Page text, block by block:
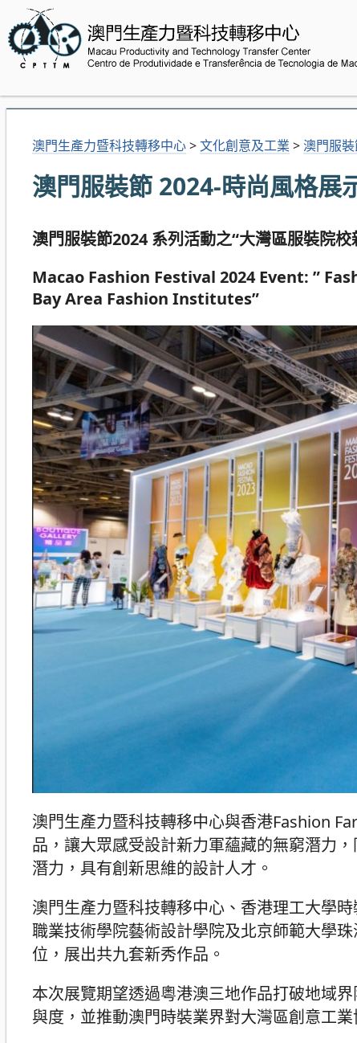
澳門生產力暨科技轉移中心>文化創意及工業 > 澳門服
澳門服裝節 2024-時尚風格展
澳門服裝節2024 系列活動之“大灣區服裝院校
Macao Fashion Festival 2024 Event: ”
Bay Area Fashion Institutes”
澳門生產力暨科技轉移中心與香港Fashion
品，讓大眾感受設計新力軍蘊藏的無窮潛力
潛力，具有創新思維的設計人才。
澳門生產力暨科技轉移中心、香港理工大學
職業技術學院藝術設計學院及北京師範大學
位，展出共九套新秀作品。
本次展覽期望透過粵港澳三地作品打破地域
與度，並推動澳門時裝業界對大灣區創意工業